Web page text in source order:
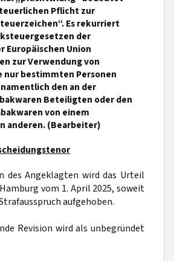
Pflicht zur
Es rekurriert
der
Europäischen Union
zur Verwendung von
nur bestimmten Personen
den an der
Beteiligten oder den
von einem
anderen. (Bearbeiter)
des Angeklagten wird das Urteil
vom 1. April 2025, soweit
aufgehoben.
Revision wird als unbegründet